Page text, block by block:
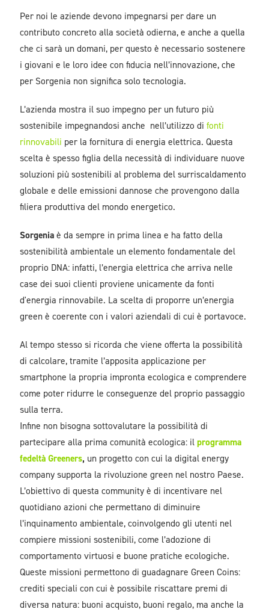
Per noi le aziende devono impegnarsi per dare un
contributo concreto alla società odierna, e anche a quella
che ci sarà un domani, per questo è necessario sostenere
i giovani e le loro idee con fiducia nell’innovazione, che
per Sorgenia non significa solo tecnologia.
L’azienda mostra il suo impegno per un futuro più
sostenibile impegnandosi anche nell’utilizzo di fonti
rinnovabili per la fornitura di energia elettrica. Questa
scelta è spesso figlia della necessità di individuare nuove
soluzioni più sostenibili al problema del surriscaldamento
globale e delle emissioni dannose che provengono dalla
filiera produttiva del mondo energetico.
Sorgeniaè da sempre in prima linea e ha fatto della
sostenibilità ambientale un elemento fondamentale del
proprio DNA: infatti, l’energia elettrica che arriva nelle
case dei suoi clienti proviene unicamente da fonti
d'energia rinnovabile. La scelta di proporre un’energia
green è coerente con i valori aziendali di cui è portavoce.
Al tempo stesso si ricorda che viene offerta la possibilità
di calcolare, tramite l’apposita applicazione per
smartphone la propria impronta ecologica e comprendere
come poter ridurre le conseguenze del proprio passaggio
sulla terra.
Infine non bisogna sottovalutare la possibilità di
partecipare alla prima comunità ecologica: ilprogramma
fedeltà Greeners, un progetto con cui la digital energy
company supporta la rivoluzione green nel nostro Paese.
L’obiettivo di questa community è di incentivare nel
quotidiano azioni che permettano di diminuire
l’inquinamento ambientale, coinvolgendo gli utenti nel
compiere missioni sostenibili, come l’adozione di
comportamento virtuosi e buone pratiche ecologiche.
Queste missioni permettono di guadagnare Green Coins:
crediti speciali con cui è possibile riscattare premi di
diversa natura: buoni acquisto, buoni regalo, ma anche la